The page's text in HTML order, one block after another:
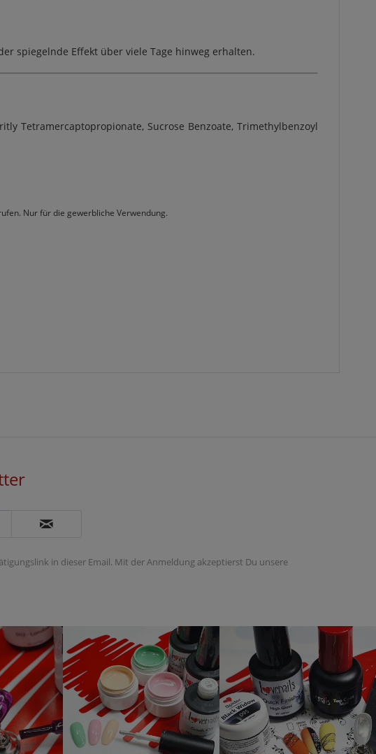
spiegelnde Effekt über viele Tage hinweg erhalten.
Tetramercaptopropionate, Sucrose Benzoate, Trimethylbenzoyl
Nur für die gewerbliche Verwendung.
in dieser Email. Mit der Anmeldung akzeptierst Du unsere